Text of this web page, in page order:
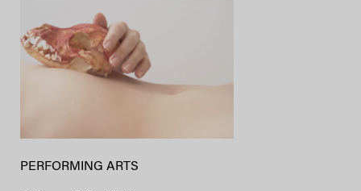
PERFORMING ARTS